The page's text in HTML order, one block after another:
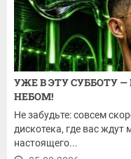
УЖЕ В ЭТУ СУББОТУ
НЕБОМ!
Не забудьте: совсем
дискотека, где вас
настоящего...